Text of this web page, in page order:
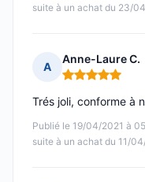
suite à un achat du 23/
A
Anne-Laure C.
Note : 5 sur 5
Publié le 19/04/2021 à
suite à un achat du 11/
Trés joli, conforme à